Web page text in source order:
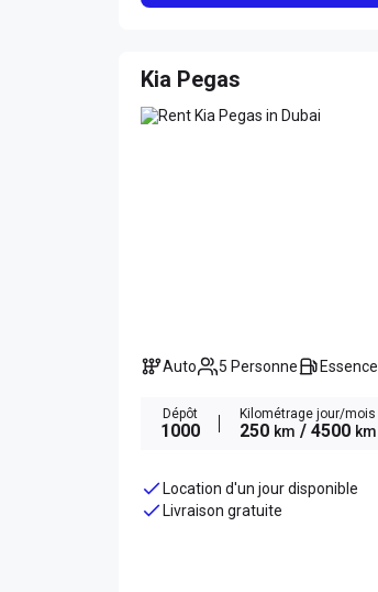
Kia Pegas
Auto 5 Personne Essence
Dépôt
1000
Kilométrage jour/mois
250 km / 4500 km
Location d'un jour disponible
Livraison gratuite